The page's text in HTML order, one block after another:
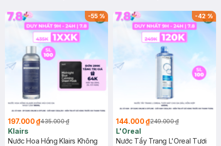
-55%
197.000 ₫435.000 ₫
Klairs
Nước Hoa Hồng Klairs Không
-42%
144.000 ₫249.000 ₫
L'Oreal
Nước Tẩy Trang L'Oreal Tươi